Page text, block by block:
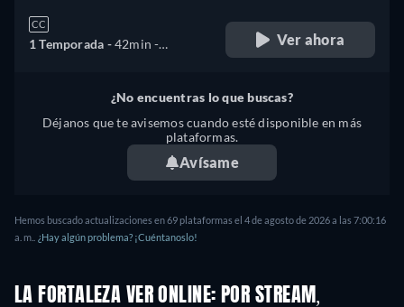
CC
1 Temporada -42min -
Ver ahora
¿No encuentras lo que buscas?
Déjanos que te avisemos cuando esté disponible en más
plataformas.
Avísame
Hemos buscado actualizaciones en 69 plataformas el 4 de agosto de 2026 a las 7:00:16
a. m..
¿Hay algún problema? ¡Cuéntanoslo!
LA FORTALEZA VER ONLINE: POR STREAM,